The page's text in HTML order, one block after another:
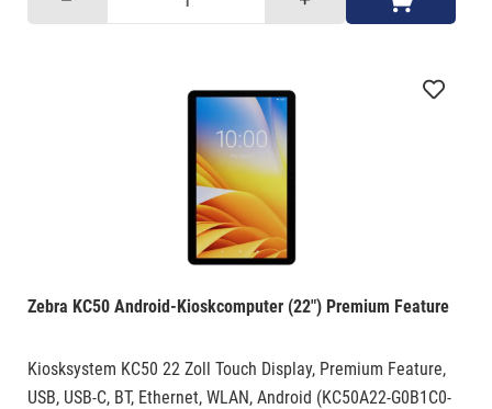
Zebra KC50 Android-Kioskcomputer (22") Premium Feature
Kiosksystem KC50 22 Zoll Touch Display, Premium Feature,
USB, USB-C, BT, Ethernet, WLAN, Android (KC50A22-G0B1C0-